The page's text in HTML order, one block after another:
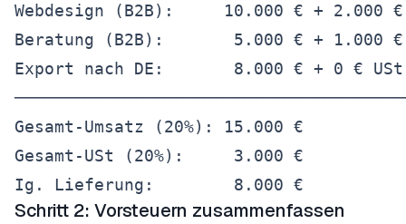
Webdesign (B2B):     10.000 € + 2.000 €
Beratung (B2B):       5.000 € + 1.000 €
Export nach DE:       8.000 € + 0 €
Gesamt-Umsatz (20%): 15.000 €
Gesamt-USt (20%):     3.000 €
Schritt 2: Vorsteuern zusammenfassen